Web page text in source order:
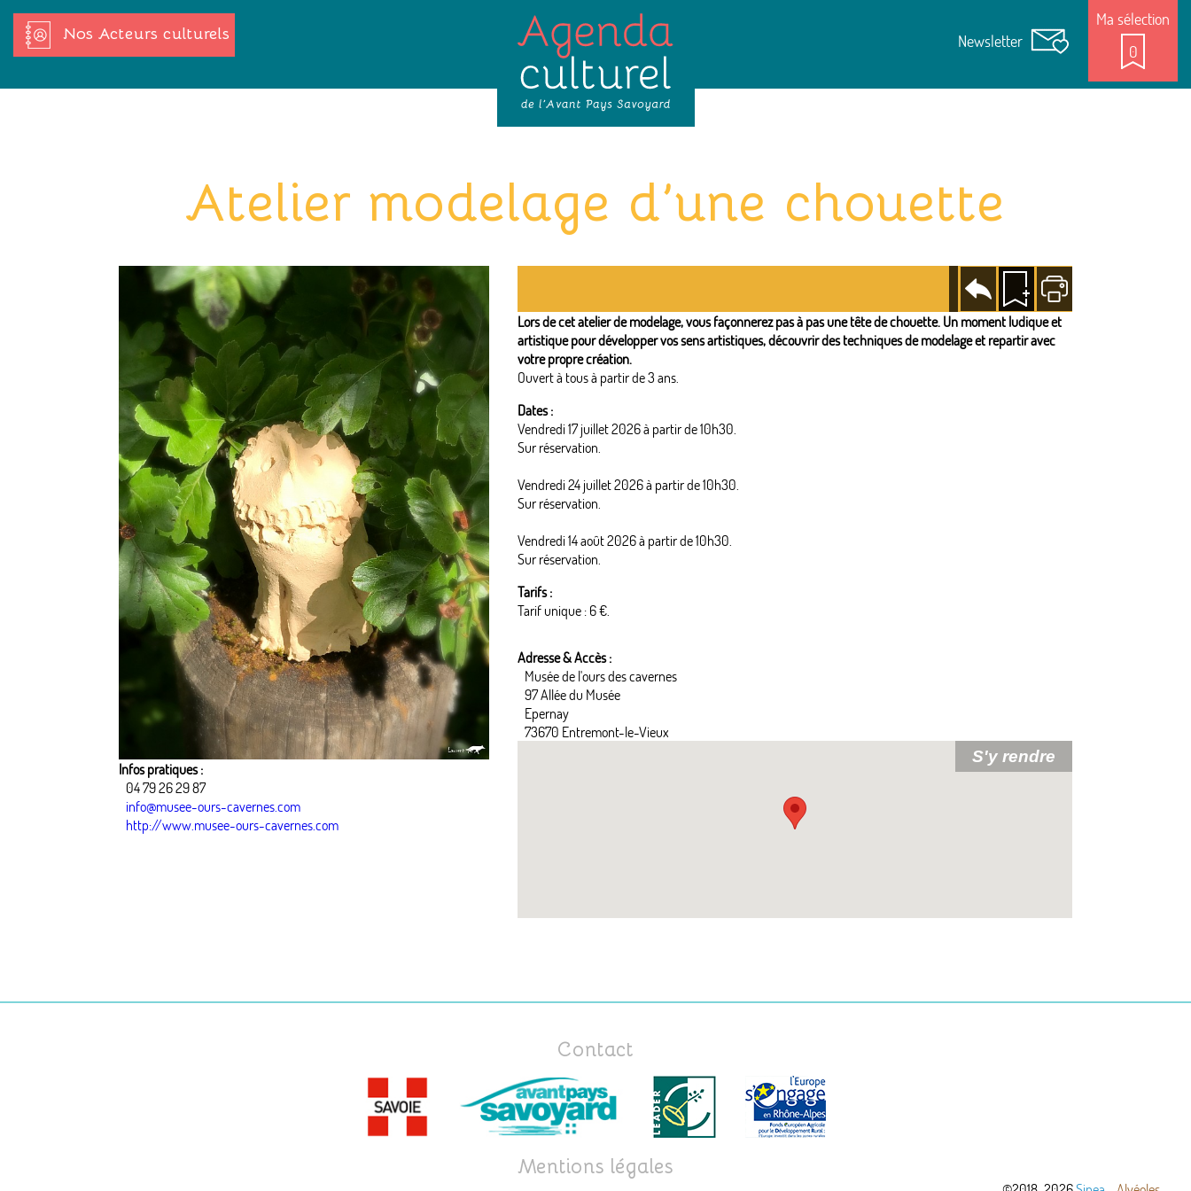
Nos Acteurs culturels Newsletter
Ma sélection
0
Atelier modelage d’une chouette
Infos pratiques :
04 79 26 29 87
info@musee-ours-cavernes.com
http://www.musee-ours-cavernes.com
Revenir
à la
page
Ajouter
à la
sélection
Imprimer
Lors de cet atelier de modelage, vous façonnerez pas à pas une tête de chouette. Un moment ludique et
artistique pour développer vos sens artistiques, découvrir des techniques de modelage et repartir avec
votre propre création.
Ouvert à tous à partir de 3 ans.
Dates :
Vendredi 17 juillet 2026 à partir de 10h30.
Sur réservation.
Vendredi 24 juillet 2026 à partir de 10h30.
Sur réservation.
Vendredi 14 août 2026 à partir de 10h30.
Sur réservation.
Tarifs :
Tarif unique : 6 €.
Adresse & Accès :
Musée de l'ours des cavernes
97 Allée du Musée
Epernay
73670 Entremont-le-Vieux
Contact
Mentions légales